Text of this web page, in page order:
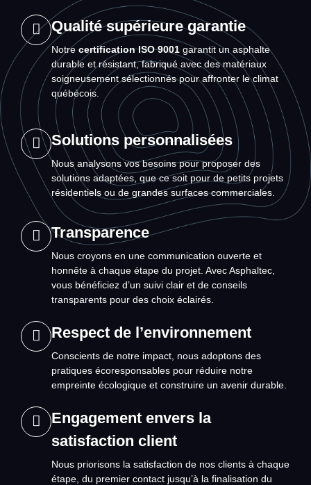
Qualité supérieure garantie
Notre certification ISO 9001 garantit un asphalte
durable et résistant, fabriqué avec des matériaux
soigneusement sélectionnés pour affronter le climat
québécois.
Solutions personnalisées
Nous analysons vos besoins pour proposer des
solutions adaptées, que ce soit pour de petits projets
résidentiels ou de grandes surfaces commerciales.
Transparence
Nous croyons en une communication ouverte et
honnête à chaque étape du projet. Avec Asphaltec,
vous bénéficiez d’un suivi clair et de conseils
transparents pour des choix éclairés.
Respect de l’environnement
Conscients de notre impact, nous adoptons des
pratiques écoresponsables pour réduire notre
empreinte écologique et construire un avenir durable.
Engagement envers la
satisfaction client
Nous priorisons la satisfaction de nos clients à chaque
étape, du premier contact jusqu’à la finalisation du